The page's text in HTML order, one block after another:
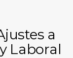
a
Laboral